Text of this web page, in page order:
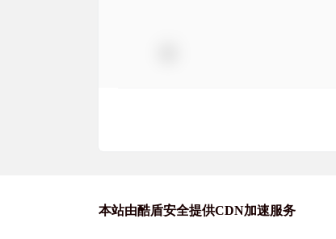
本站由酷盾安全提供CDN加速服务